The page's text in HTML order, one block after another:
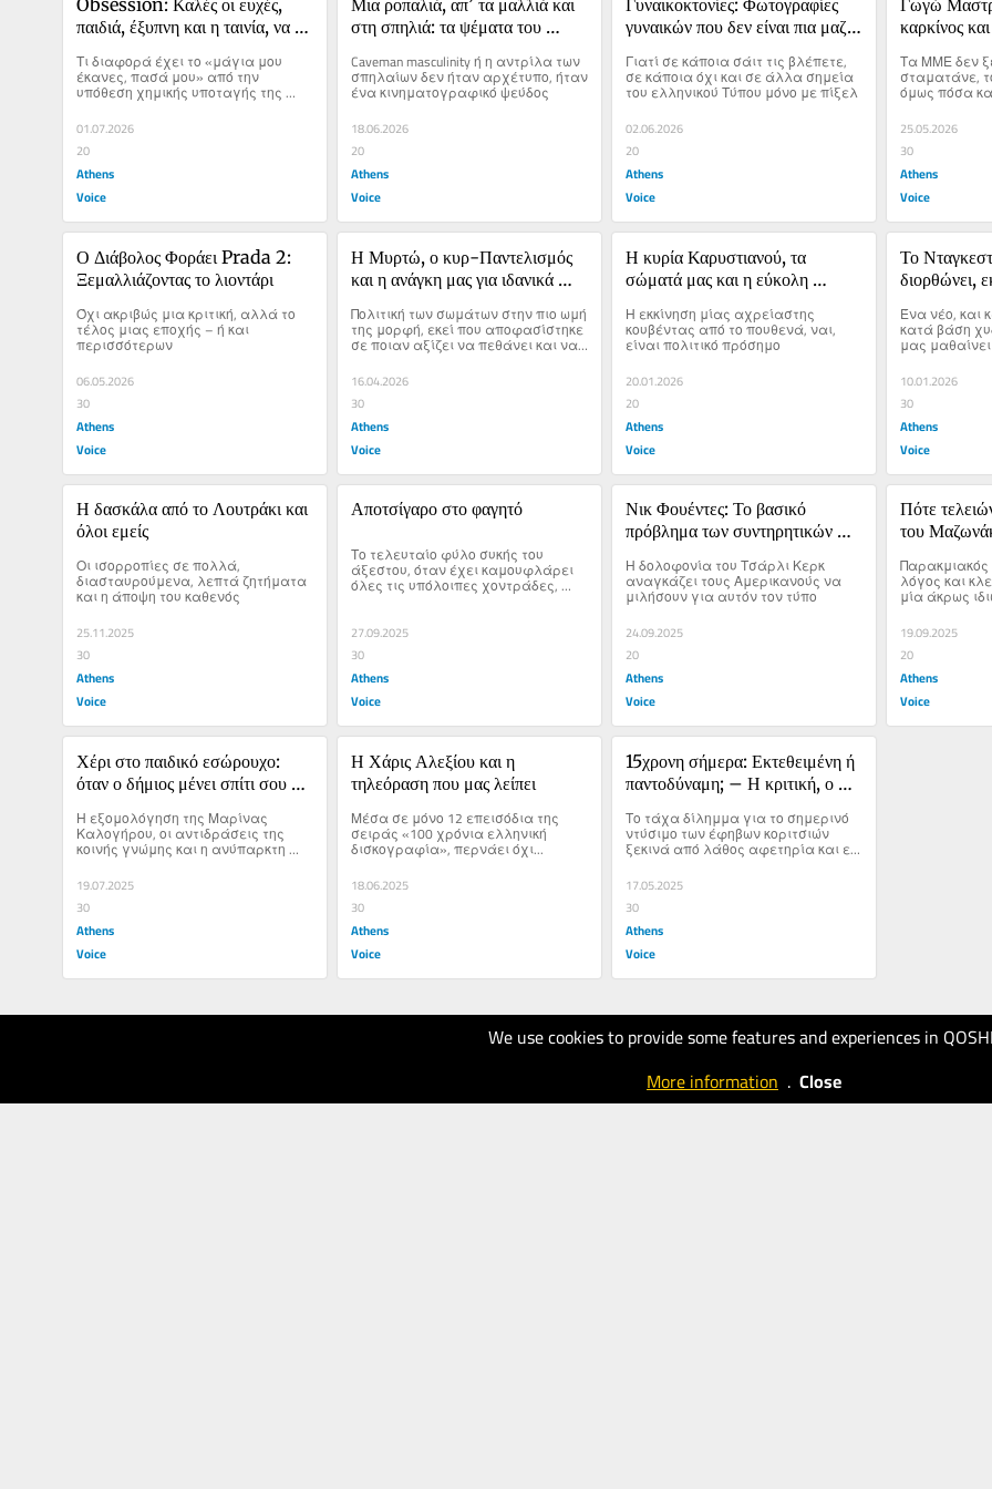
We use cookies to provide some features and experiences in
More information . Close
παιδιά, έξυπνη και η ταινία, να
ε;
Τι διαφορά έχει το «μάγια μου
έκανες, πασά μου» από την
υπόθεση χημικής υποταγής της
Ζιζέλ Πελικό
01.07.2026
20
Athens
Voice
στη σπηλιά: τα ψέματα του
Caveman masculinity ή η αντρίλα των
σπηλαίων δεν ήταν αρχέτυπο, ήταν
ένα κινηματογραφικό ψεύδος
18.06.2026
20
Athens
Voice
γυναικών που δεν είναι πια μαζί
Γιατί σε κάποια σάιτ τις βλέπετε,
σε κάποια όχι και σε άλλα σημεία
του ελληνικού Τύπου μόνο με πίξελ
02.06.2026
20
Athens
Voice
καρκίνος
Τα ΜΜΕ δεν
σταματάνε,
όμως πόσα
αντέξουν οι
και οι
25.05.2026
30
Athens
Voice
Ο Διάβολος Φοράει Prada 2:
Ξεμαλλιάζοντας το λιοντάρι
Όχι ακριβώς μια κριτική, αλλά το
τέλος μιας εποχής – ή και
περισσότερων
06.05.2026
30
Athens
Voice
Η Μυρτώ, ο κυρ-Παντελισμός
και η ανάγκη μας για ιδανικά
Πολιτική των σωμάτων στην πιο ωμή
της μορφή, εκεί που αποφασίστηκε
σε ποιαν αξίζει να πεθάνει και να
16.04.2026
30
Athens
Voice
Η κυρία Καρυστιανού, τα
σώματά μας και η εύκολη
Η εκκίνηση μίας αχρείαστης
κουβέντας από το πουθενά, ναι,
είναι πολιτικό πρόσημο
20.01.2026
20
Athens
Voice
Το
διορθώνει,
Ένα νέο, και
κατά βάση
μας
ανένταχτα
10.01.2026
30
Athens
Voice
Η δασκάλα από το Λουτράκι και
όλοι εμείς
Οι ισορροπίες σε πολλά,
διασταυρούμενα, λεπτά ζητήματα
και η άποψη του καθενός
25.11.2025
30
Athens
Voice
Αποτσίγαρο στο φαγητό
Το τελευταίο φύλο συκής του
άξεστου, όταν έχει καμουφλάρει
όλες τις υπόλοιπες χοντράδες,
είναι το τσιγάρο στο πιάτο
27.09.2025
30
Athens
Voice
Νικ Φουέντες: Το βασικό
πρόβλημα των συντηρητικών
ονοματεπώνυμο
Η δολοφονία του Τσάρλι Κερκ
αναγκάζει τους Αμερικανούς να
μιλήσουν για αυτόν τον τύπο
24.09.2025
20
Athens
Voice
Πότε
του
λόγος και
μία άκρως
19.09.2025
20
Athens
Voice
Χέρι στο παιδικό εσώρουχο:
όταν ο δήμιος μένει σπίτι σου και
Η εξομολόγηση της Μαρίνας
Καλογήρου, οι αντιδράσεις της
κοινής γνώμης και η ανύπαρκτη
οχύρωσή μας απέναντι στους
παιδοβιαστές
19.07.2025
30
Athens
Voice
Η Χάρις Αλεξίου και η
τηλεόραση που μας λείπει
Μέσα σε μόνο 12 επεισόδια της
σειράς «100 χρόνια ελληνική
δισκογραφία», περνάει όχι...
18.06.2025
30
Athens
Voice
15χρονη σήμερα: Εκτεθειμένη ή
παντοδύναμη; – Η κριτική, ο
πρόβλημα
Το τάχα δίλημμα για το σημερινό
ντύσιμο των έφηβων κοριτσιών
ξεκινά από λάθος αφετηρία και εκ
του πονηρού
17.05.2025
30
Athens
Voice